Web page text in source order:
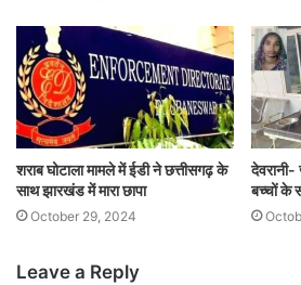
शराब घोटाला मामले में ईडी ने छत्तीसगढ़ के
साथ झारखंड में मारा छापा
October 29, 2024
बच्चों के
Leave a Reply